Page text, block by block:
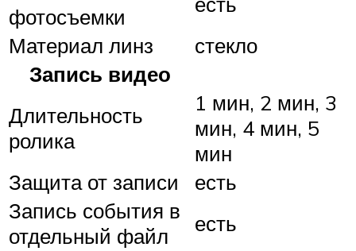
фотосъемки
Материал линз
стекло
Запись видео
Длительность
ролика
1 мин, 2 мин, 3
мин, 4 мин, 5
мин
Защита от записи
есть
Запись события в
отдельный файл
есть